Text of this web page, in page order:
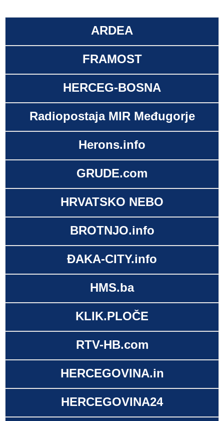
ARDEA
FRAMOST
HERCEG-BOSNA
Radiopostaja MIR Međugorje
Herons.info
GRUDE.com
HRVATSKO NEBO
BROTNJO.info
ĐAKA-CITY.info
HMS.ba
KLIK.PLOČE
RTV-HB.com
HERCEGOVINA.in
HERCEGOVINA24